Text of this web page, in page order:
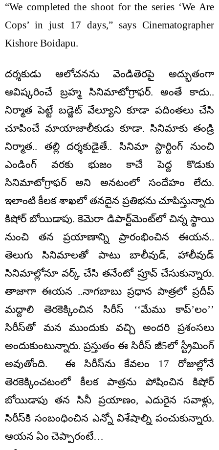
“We completed the shoot for the series ‘We Are
Cops’ in just 17 days,” says Cinematographer
Kishore Boidapu.
ద‌ర్శ‌కుడు ఆలోచ‌న‌ను వెండితెర‌పై అద్భుతంగా
ఆవిష్క‌రించే బ్ర‌హ్మ సినిమాటోగ్రాఫ‌ర్‌. అంతే కాదు..
నిర్మాత పెట్టే బ‌డ్జెట్ వేల్యూని కూడా ప‌దింత‌లు చేసి
చూపించే మాయాజాలీకుడు కూడా. సినిమాకు తండ్రి
నిర్మాత‌.. త‌ల్లి ద‌ర్శ‌కుడైతే.. సినిమా స్టార్టింగ్ నుంచి
ఎండింగ్ వ‌ర‌కు భుజం కాచే పెద్ద కొడుకు
సినిమాటోగ్రాఫ‌ర్ అని అన‌టంలో సందేహం లేదు.
ఇలాంటి కీల‌క శాఖ‌లో త‌న‌దైన ప్ర‌తిభ‌ను చూపిస్తున్నారు
కిషోర్ బోయిడాపు. కెమెరా డిపార్ట్‌మెంట్‌లో చిన్న స్థాయి
నుంచి త‌న ప్ర‌యాణాన్ని ప్రారంభించిన ఈయ‌న‌..
తెలుగు సినిమాల‌తో పాటు బాలీవుడ్, హాలీవుడ్
సినిమాల్లోనూ వ‌ర్క్ చేసి త‌నేంటో ప్రూవ్ చేసుకున్నారు.
తాజాగా ఈయ‌న ..నాగబాబు ప్రధాన పాత్రలో ప్రదీప్
మద్దాలి తెరకెక్కించిన సిరీస్ ‘‘మేము కాప్’లం’’
సిరీస్‌తో మ‌న ముందుకు వ‌చ్చి అంద‌రి ప్ర‌శంస‌లు
అందుకుంటున్నారు. ప్ర‌స్తుతం ఈ సిరీస్ జీ5లో స్ట్రీమింగ్
అవుతోంది. ఈ సిరీస్‌ను కేవలం 17 రోజుల్లోనే
తెరకెక్కించ‌టంలో కీల‌క పాత్ర‌ను పోషించిన‌ కిషోర్
బోయిడాపు తన సినీ ప్రయాణం, ఎదురైన సవాళ్లు,
సిరీస్‌కి సంబంధించిన ఎన్నో విశేషాల్ని పంచుకున్నారు.
ఆయన ఏం చెప్పారంటే…